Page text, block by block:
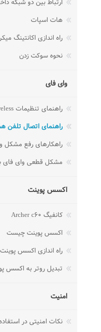
ارتباط بین دو شبکه
هات اسپات
راه اندازی اکانتینگ
نحوه سوکت زدن
وای فای
راهنمای تنظیمات Wireless
راهنمای اتصال تلفن
راهکارهای رفع مشکل
مشکل قطعی وای فای
اکسس پوینت
کانفیگ Archer c۶۰
اکسس پوینت چیست
راه اندازی اکسس پوینت
تبدیل روتر به اکسس
امنیت
نکات امنیتی در